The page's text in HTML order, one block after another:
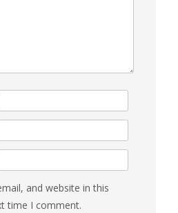
and website in this
time I comment.